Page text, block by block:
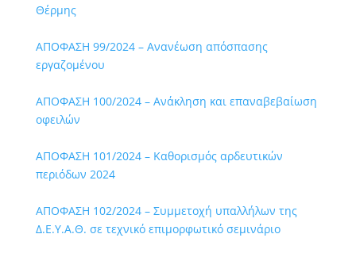
Θέρμης
ΑΠΟΦΑΣΗ 99/2024 – Ανανέωση απόσπασης
εργαζομένου
ΑΠΟΦΑΣΗ 100/2024 – Ανάκληση και επαναβεβαίωση
οφειλών
ΑΠΟΦΑΣΗ 101/2024 – Καθορισμός αρδευτικών
περιόδων 2024
ΑΠΟΦΑΣΗ 102/2024 – Συμμετοχή υπαλλήλων της
Δ.Ε.Υ.Α.Θ. σε τεχνικό επιμορφωτικό σεμινάριο